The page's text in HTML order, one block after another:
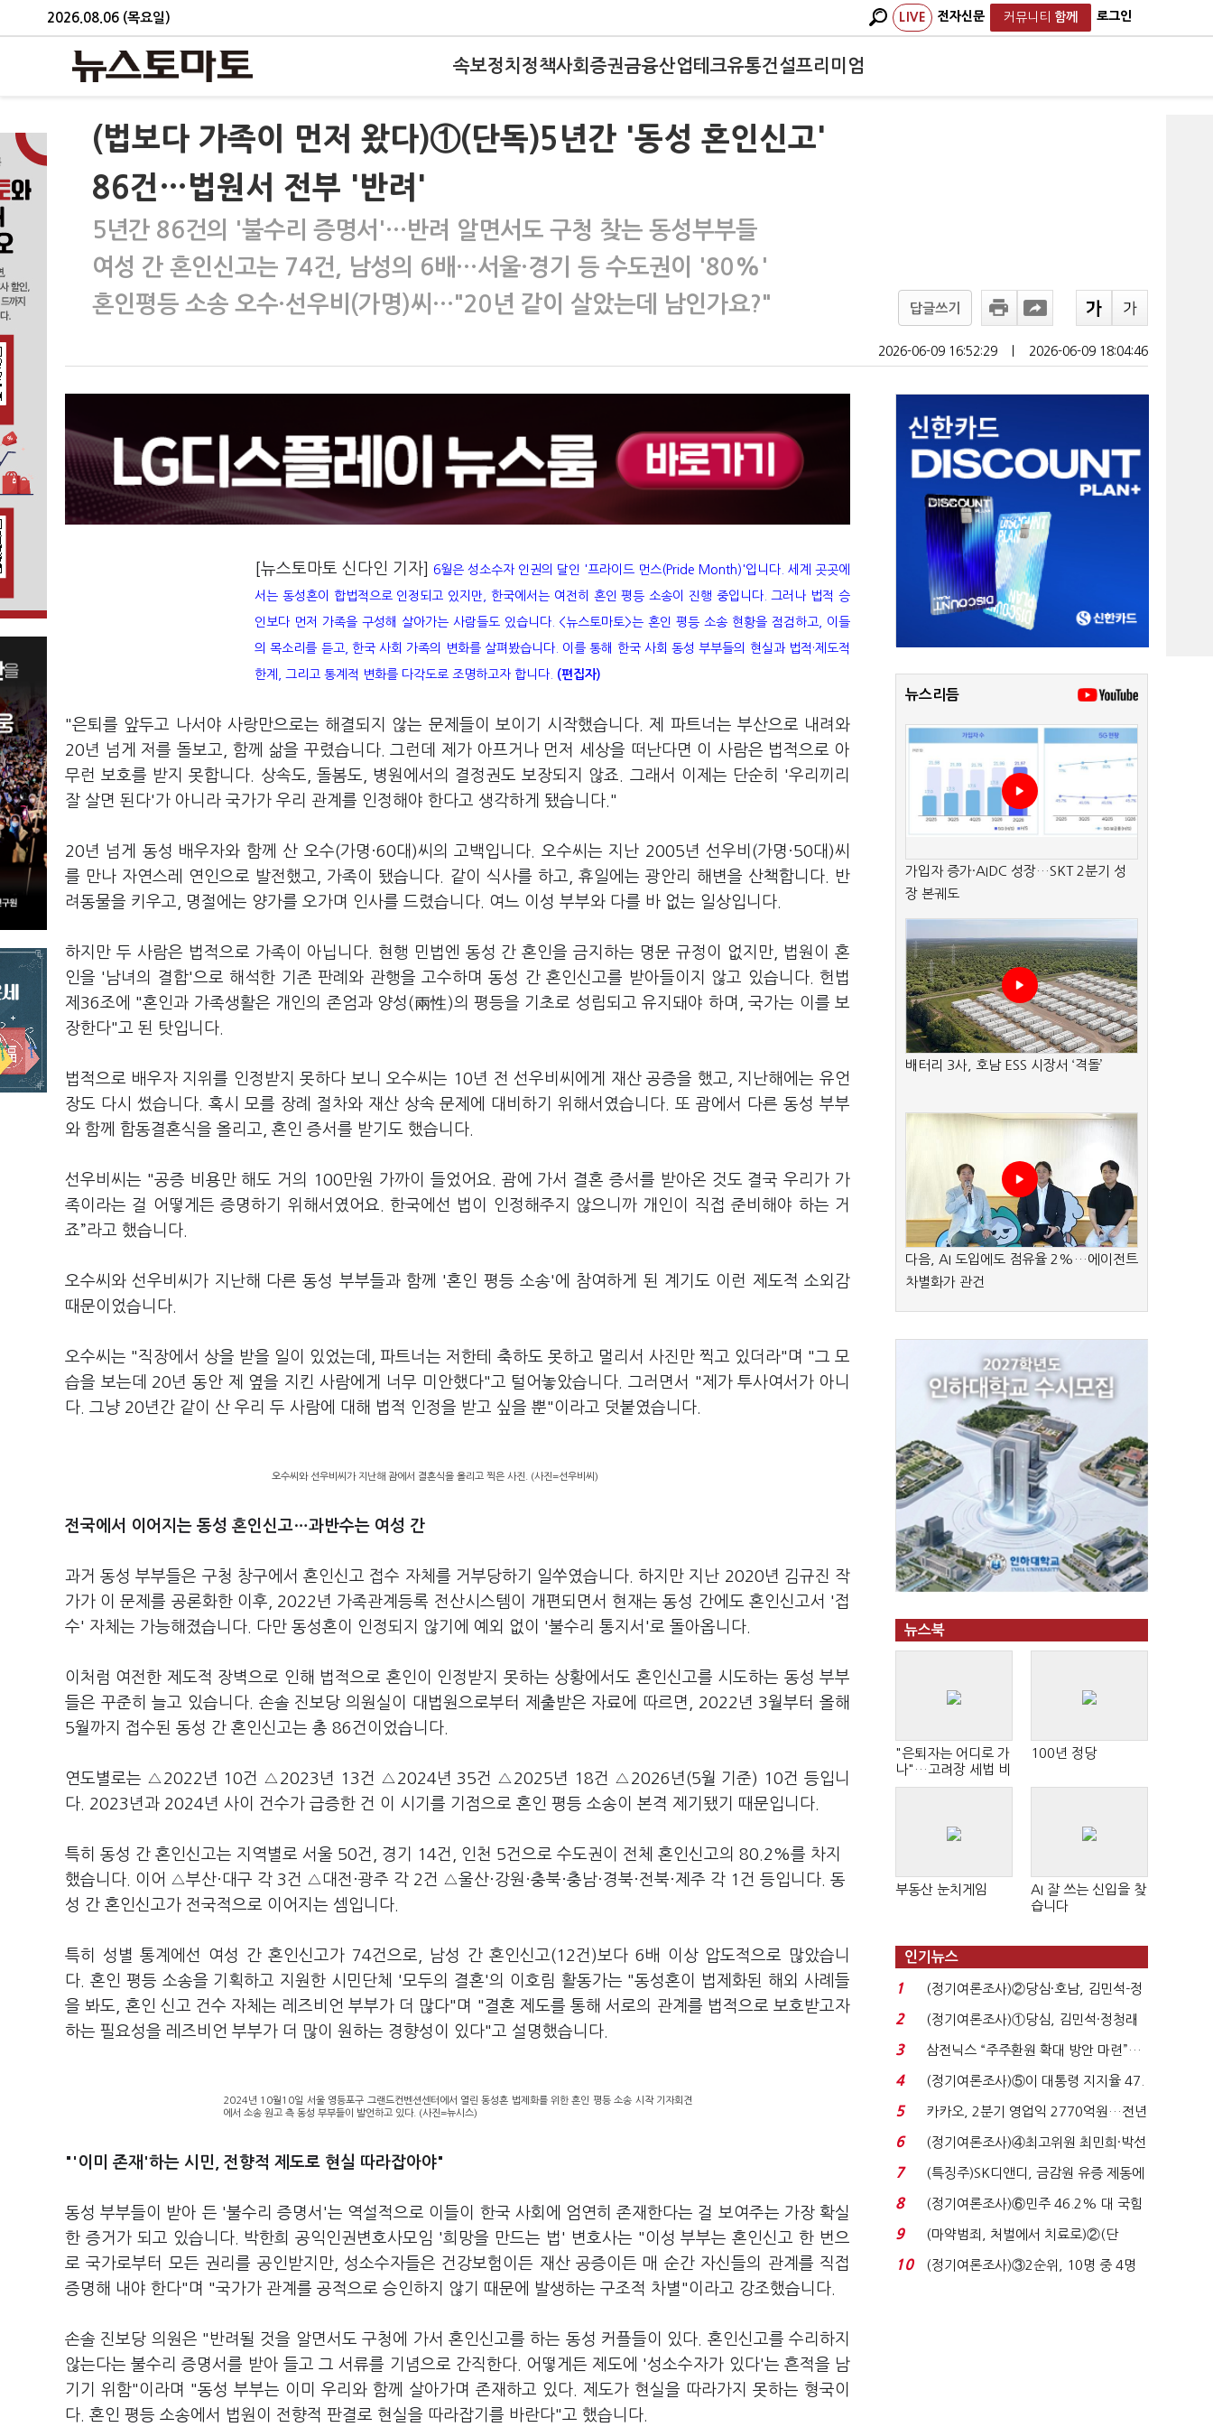
2026.08.06 (목요일) LIVE 전자신문 커뮤니티 함께 로그인
속보정치 정책사회 증권금융산업테크유통건설프리미엄
(법보다 가족이 먼저 왔다)①(단독)5년간 '동성 혼인신고'
86건…법원서 전부 '반려'
5년간 86건의 '불수리 증명서'…반려 알면서도 구청 찾는 동성부부들
여성 간 혼인신고는 74건, 남성의 6배…서울·경기 등 수도권이 '80%'
혼인평등 소송 오수·선우비(가명)씨…"20년 같이 살았는데 남인가요?"
답글쓰기
2026-06-09 16:52:29 2026-06-09 18:04:46
[뉴스토마토 신다인 기자] 6월은 성소수자 인권의 달인 '프라이드 먼스(Pride Month)'입니다. 세계 곳곳에
서는 동성혼이 합법적으로 인정되고 있지만, 한국에서는 여전히 혼인 평등 소송이 진행 중입니다. 그러나 법적 승
인보다 먼저 가족을 구성해 살아가는 사람들도 있습니다. <뉴스토마토>는 혼인 평등 소송 현황을 점검하고, 이들
의 목소리를 듣고, 한국 사회 가족의 변화를 살펴봤습니다. 이를 통해 한국 사회 동성 부부들의 현실과 법적·제도적
한계, 그리고 통계적 변화를 다각도로 조명하고자 합니다. (편집자)
"은퇴를 앞두고 나서야 사랑만으로는 해결되지 않는 문제들이 보이기 시작했습니다. 제 파트너는 부산으로 내려와
20년 넘게 저를 돌보고, 함께 삶을 꾸렸습니다. 그런데 제가 아프거나 먼저 세상을 떠난다면 이 사람은 법적으로 아
무런 보호를 받지 못합니다. 상속도, 돌봄도, 병원에서의 결정권도 보장되지 않죠. 그래서 이제는 단순히 '우리끼리
잘 살면 된다'가 아니라 국가가 우리 관계를 인정해야 한다고 생각하게 됐습니다."
20년 넘게 동성 배우자와 함께 산 오수(가명·60대)씨의 고백입니다. 오수씨는 지난 2005년 선우비(가명·50대)씨
를 만나 자연스레 연인으로 발전했고, 가족이 됐습니다. 같이 식사를 하고, 휴일에는 광안리 해변을 산책합니다. 반
려동물을 키우고, 명절에는 양가를 오가며 인사를 드렸습니다. 여느 이성 부부와 다를 바 없는 일상입니다.
하지만 두 사람은 법적으로 가족이 아닙니다. 현행 민법엔 동성 간 혼인을 금지하는 명문 규정이 없지만, 법원이 혼
인을 '남녀의 결합'으로 해석한 기존 판례와 관행을 고수하며 동성 간 혼인신고를 받아들이지 않고 있습니다. 헌법
제36조에 "혼인과 가족생활은 개인의 존엄과 양성(兩性)의 평등을 기초로 성립되고 유지돼야 하며, 국가는 이를 보
장한다"고 된 탓입니다.
법적으로 배우자 지위를 인정받지 못하다 보니 오수씨는 10년 전 선우비씨에게 재산 공증을 했고, 지난해에는 유언
장도 다시 썼습니다. 혹시 모를 장례 절차와 재산 상속 문제에 대비하기 위해서였습니다. 또 괌에서 다른 동성 부부
와 함께 합동결혼식을 올리고, 혼인 증서를 받기도 했습니다.
선우비씨는 "공증 비용만 해도 거의 100만원 가까이 들었어요. 괌에 가서 결혼 증서를 받아온 것도 결국 우리가 가
족이라는 걸 어떻게든 증명하기 위해서였어요. 한국에선 법이 인정해주지 않으니까 개인이 직접 준비해야 하는 거
죠”라고 했습니다.
오수씨와 선우비씨가 지난해 다른 동성 부부들과 함께 '혼인 평등 소송'에 참여하게 된 계기도 이런 제도적 소외감
때문이었습니다.
오수씨는 "직장에서 상을 받을 일이 있었는데, 파트너는 저한테 축하도 못하고 멀리서 사진만 찍고 있더라"며 "그 모
습을 보는데 20년 동안 제 옆을 지킨 사람에게 너무 미안했다"고 털어놓았습니다. 그러면서 "제가 투사여서가 아니
다. 그냥 20년간 같이 산 우리 두 사람에 대해 법적 인정을 받고 싶을 뿐"이라고 덧붙였습니다.
오수씨와 선우비씨가 지난해 괌에서 결혼식을 올리고 찍은 사진. (사진=선우비씨)
전국에서 이어지는 동성 혼인신고…과반수는 여성 간
과거 동성 부부들은 구청 창구에서 혼인신고 접수 자체를 거부당하기 일쑤였습니다. 하지만 지난 2020년 김규진 작
가가 이 문제를 공론화한 이후, 2022년 가족관계등록 전산시스템이 개편되면서 현재는 동성 간에도 혼인신고서 '접
수' 자체는 가능해졌습니다. 다만 동성혼이 인정되지 않기에 예외 없이 '불수리 통지서'로 돌아옵니다.
이처럼 여전한 제도적 장벽으로 인해 법적으로 혼인이 인정받지 못하는 상황에서도 혼인신고를 시도하는 동성 부부
들은 꾸준히 늘고 있습니다. 손솔 진보당 의원실이 대법원으로부터 제출받은 자료에 따르면, 2022년 3월부터 올해
5월까지 접수된 동성 간 혼인신고는 총 86건이었습니다.
연도별로는 △2022년 10건 △2023년 13건 △2024년 35건 △2025년 18건 △2026년(5월 기준) 10건 등입니
다. 2023년과 2024년 사이 건수가 급증한 건 이 시기를 기점으로 혼인 평등 소송이 본격 제기됐기 때문입니다.
특히 동성 간 혼인신고는 지역별로 서울 50건, 경기 14건, 인천 5건으로 수도권이 전체 혼인신고의 80.2%를 차지
했습니다. 이어 △부산·대구 각 3건 △대전·광주 각 2건 △울산·강원·충북·충남·경북·전북·제주 각 1건 등입니다. 동
성 간 혼인신고가 전국적으로 이어지는 셈입니다.
특히 성별 통계에선 여성 간 혼인신고가 74건으로, 남성 간 혼인신고(12건)보다 6배 이상 압도적으로 많았습니
다. 혼인 평등 소송을 기획하고 지원한 시민단체 '모두의 결혼'의 이호림 활동가는 "동성혼이 법제화된 해외 사례들
을 봐도, 혼인 신고 건수 자체는 레즈비언 부부가 더 많다"며 "결혼 제도를 통해 서로의 관계를 법적으로 보호받고자
하는 필요성을 레즈비언 부부가 더 많이 원하는 경향성이 있다"고 설명했습니다.
2024년 10월10일 서울 영등포구 그랜드컨벤션센터에서 열린 동성혼 법제화를 위한 혼인 평등 소송 시작 기자회견
에서 소송 원고 측 동성 부부들이 발언하고 있다. (사진=뉴시스)
"'이미 존재'하는 시민, 전향적 제도로 현실 따라잡아야"
동성 부부들이 받아 든 '불수리 증명서'는 역설적으로 이들이 한국 사회에 엄연히 존재한다는 걸 보여주는 가장 확실
한 증거가 되고 있습니다. 박한희 공익인권변호사모임 '희망을 만드는 법' 변호사는 "이성 부부는 혼인신고 한 번으
로 국가로부터 모든 권리를 공인받지만, 성소수자들은 건강보험이든 재산 공증이든 매 순간 자신들의 관계를 직접
증명해 내야 한다"며 "국가가 관계를 공적으로 승인하지 않기 때문에 발생하는 구조적 차별"이라고 강조했습니다.
손솔 진보당 의원은 "반려될 것을 알면서도 구청에 가서 혼인신고를 하는 동성 커플들이 있다. 혼인신고를 수리하지
않는다는 불수리 증명서를 받아 들고 그 서류를 기념으로 간직한다. 어떻게든 제도에 '성소수자가 있다'는 흔적을 남
기기 위함"이라며 "동성 부부는 이미 우리와 함께 살아가며 존재하고 있다. 제도가 현실을 따라가지 못하는 형국이
다. 혼인 평등 소송에서 법원이 전향적 판결로 현실을 따라잡기를 바란다"고 했습니다.
뉴스리듬
가입자 증가·AIDC 성장…SKT 2분기 성
장 본궤도
배터리 3사, 호남 ESS 시장서 ‘격돌’
다음, AI 도입에도 점유율 2%…에이전트
차별화가 관건
뉴스북
"은퇴자는 어디로 가
나"…고려장 세법 비
판 확산
100년 정당
부동산 눈치게임
AI 잘 쓰는 신입을 찾
습니다
인기뉴스
1
(정기여론조사)②당심·호남, 김민석-정
청래 '초접전'...
2
(정기여론조사)①당심, 김민석·정청래
'초접전'…대통령 ...
3
삼전닉스 “주주환원 확대 방안 마련”…
로이터에 성명...
4
(정기여론조사)⑤이 대통령 지지율 47.
7%…일주일 만에 ...
5
카카오, 2분기 영업익 2770억원…전년
비 36% 증가...
6
(정기여론조사)④최고위원 최민희·박선
원 '양강'…서미...
7
(특징주)SK디앤디, 금감원 유증 제동에
장 초반 상한가...
8
(정기여론조사)⑥민주 46.2% 대 국힘
31.0%…오차범위 밖 ...
9
(마약범죄, 처벌에서 치료로)②(단
독)"마약은 전염병…여성...
10
(정기여론조사)③2순위, 10명 중 4명